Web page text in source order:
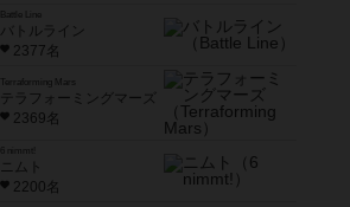
Battle Line
バトルライン
2377名
Terraforming Mars
テラフォーミングマーズ
2369名
ニムト
2200名